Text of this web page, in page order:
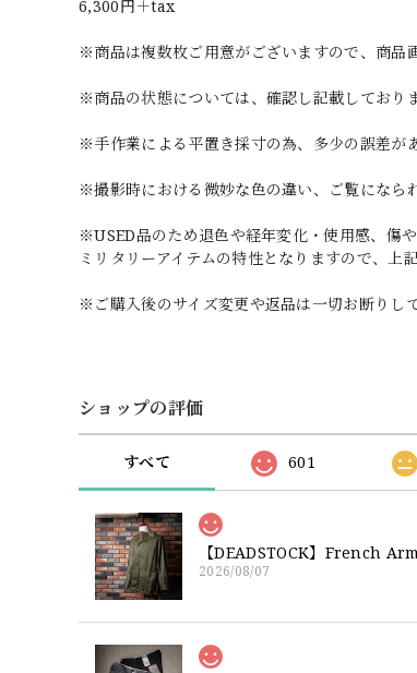
6,300円＋tax
※商品は複数枚ご用意がございますので、商品
※商品の状態については、確認し記載しており
※手作業による平置き採寸の為、多少の誤差が
※撮影時における微妙な色の違い、ご覧になら
※USED品のため退色や経年変化・使用感、傷
ミリタリーアイテムの特性となりますので、上
※ご購入後のサイズ変更や返品は一切お断りし
ショップの評価
すべて 601
2026/08/07